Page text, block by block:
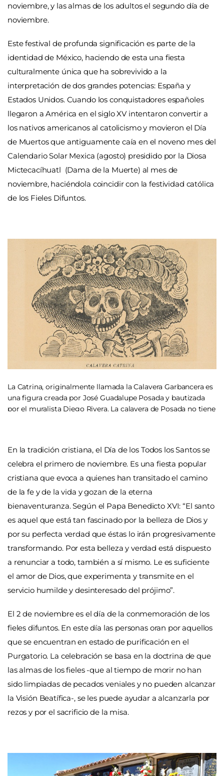
noviembre, y las almas de los adultos el segundo día de
noviembre.
Este festival de profunda significación es parte de la
identidad de México, haciendo de esta una fiesta
culturalmente única que ha sobrevivido a la
interpretación de dos grandes potencias: España y
Estados Unidos. Cuando los conquistadores españoles
llegaron a América en el siglo XV intentaron convertir a
los nativos americanos al catolicismo y movieron el Día
de Muertos que antiguamente caía en el noveno mes del
Calendario Solar Mexica (agosto) presidido por la Diosa
Mictecacíhuatl (Dama de la Muerte) al mes de
noviembre, haciéndola coincidir con la festividad católica
de los Fieles Difuntos.
La Catrina, originalmente llamada la Calavera Garbancera es
una figura creada por José Guadalupe Posada y bautizada
por el muralista Diego Rivera. La calavera de Posada no tiene
En la tradición cristiana, el Día de los Todos los Santos se
celebra el primero de noviembre. Es una fiesta popular
cristiana que evoca a quienes han transitado el camino
de la fe y de la vida y gozan de la eterna
bienaventuranza. Según el Papa Benedicto XVI: “El santo
es aquel que está tan fascinado por la belleza de Dios y
por su perfecta verdad que éstas lo irán progresivamente
transformando. Por esta belleza y verdad está dispuesto
a renunciar a todo, también a sí mismo. Le es suficiente
el amor de Dios, que experimenta y transmite en el
servicio humilde y desinteresado del prójimo”.
El 2 de noviembre es el día de la conmemoración de los
fieles difuntos. En este día las personas oran por aquellos
que se encuentran en estado de purificación en el
Purgatorio. La celebración se basa en la doctrina de que
las almas de los fieles -que al tiempo de morir no han
sido limpiadas de pecados veniales y no pueden alcanzar
la Visión Beatífica-, se les puede ayudar a alcanzarla por
rezos y por el sacrificio de la misa.